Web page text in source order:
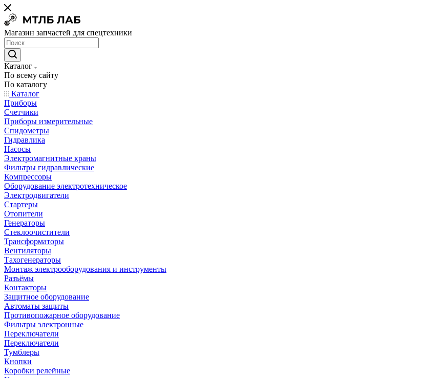
Магазин запчастей для спецтехники
Каталог
По всему сайту
По каталогу
Каталог
Приборы
Счетчики
Приборы измерительные
Спидометры
Гидравлика
Насосы
Электромагнитные краны
Фильтры гидравлические
Компрессоры
Оборудование электротехническое
Электродвигатели
Стартеры
Отопители
Генераторы
Стеклоочистители
Трансформаторы
Вентиляторы
Тахогенераторы
Монтаж электрооборудования и инструменты
Разъёмы
Контакторы
Защитное оборудование
Автоматы защиты
Противопожарное оборудование
Фильтры электронные
Переключатели
Переключатели
Тумблеры
Кнопки
Коробки релейные